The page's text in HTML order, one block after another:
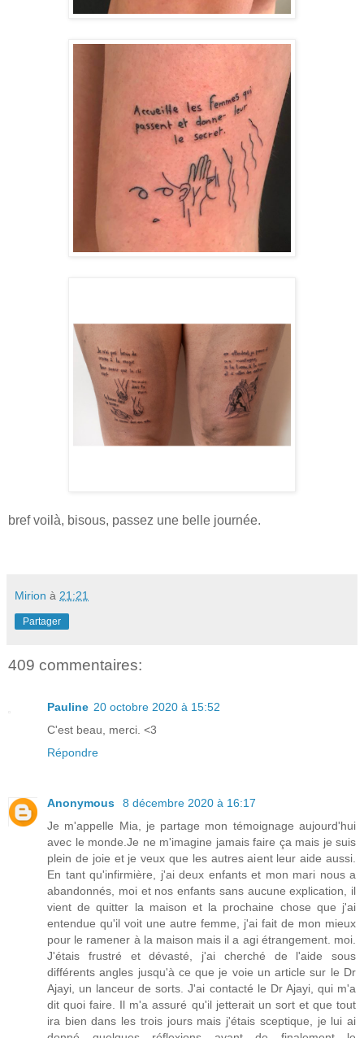
bref voilà, bisous, passez une belle journée.
Mirion à 21:21
Partager
409 commentaires:
Pauline 20 octobre 2020 à 15:52
C'est beau, merci. <3
Répondre
Anonymous
8 décembre 2020 à 16:17
Je m'appelle Mia, je partage mon témoignage aujourd'hui
avec le monde.Je ne m'imagine jamais faire ça mais je suis
plein de joie et je veux que les autres aient leur aide aussi.
En tant qu'infirmière, j'ai deux enfants et mon mari nous a
abandonnés, moi et nos enfants sans aucune explication, il
vient de quitter la maison et la prochaine chose que j'ai
entendue qu'il voit une autre femme, j'ai fait de mon mieux
pour le ramener à la maison mais il a agi étrangement. moi.
J'étais frustré et dévasté, j'ai cherché de l'aide sous
différents angles jusqu'à ce que je voie un article sur le Dr
Ajayi, un lanceur de sorts. J'ai contacté le Dr Ajayi, qui m'a
dit quoi faire. Il m'a assuré qu'il jetterait un sort et que tout
ira bien dans les trois jours mais j'étais sceptique, je lui ai